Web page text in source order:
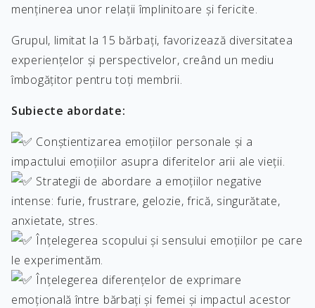
menținerea unor relații împlinitoare și fericite.
Grupul, limitat la 15 bărbați, favorizează diversitatea
experiențelor și perspectivelor, creând un mediu
îmbogățitor pentru toți membrii.
Subiecte abordate:
Conștientizarea emoțiilor personale și a
impactului emoțiilor asupra diferitelor arii ale vieții.
Strategii de abordare a emoțiilor negative
intense: furie, frustrare, gelozie, frică, singurătate,
anxietate, stres.
Înțelegerea scopului și sensului emoțiilor pe care
le experimentăm.
Înțelegerea diferențelor de exprimare
emoțională între bărbați și femei și impactul acestor